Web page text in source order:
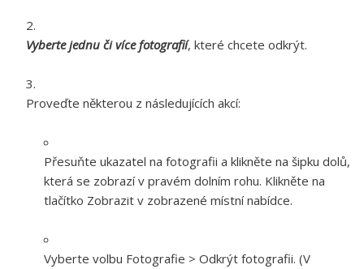
Vyberte jednu či více fotografií, které chcete odkrýt.
Proveďte některou z následujících akcí:
Přesuňte ukazatel na fotografii a klikněte na šipku dolů,
která se zobrazí v pravém dolním rohu. Klikněte na
tlačítko Zobrazit v zobrazené místní nabídce.
Vyberte volbu Fotografie > Odkrýt fotografii. (V